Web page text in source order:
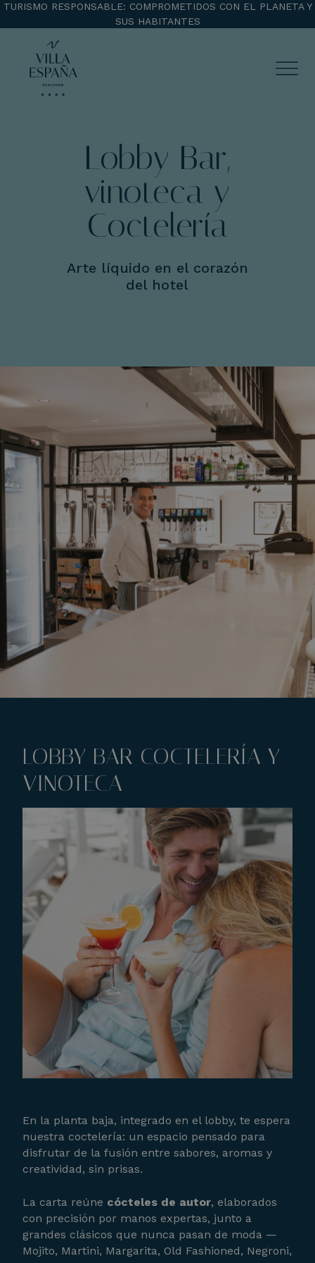
TURISMO RESPONSABLE: COMPROMETIDOS CON EL PLANETA Y
SUS HABITANTES
Lobby Bar,
vinoteca y
Coctelería
Arte líquido en el corazón
del hotel
LOBBY BAR COCTELERÍA Y
VINOTECA
En la planta baja, integrado en el lobby, te espera
nuestra coctelería: un espacio pensado para
disfrutar de la fusión entre sabores, aromas y
creatividad, sin prisas.
La carta reúne cócteles de autor, elaborados
con precisión por manos expertas, junto a
grandes clásicos que nunca pasan de moda —
Mojito, Martini, Margarita, Old Fashioned, Negroni,
ENTRADA
¡Comprobar disponibilidad!